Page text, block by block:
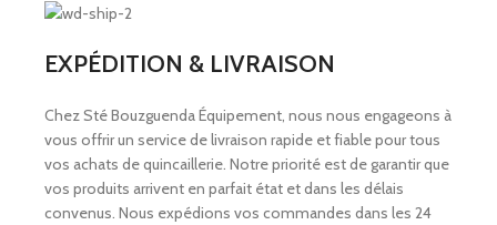
EXPÉDITION & LIVRAISON
Chez Sté Bouzguenda Équipement, nous nous engageons à
vous offrir un service de livraison rapide et fiable pour tous
vos achats de quincaillerie. Notre priorité est de garantir que
vos produits arrivent en parfait état et dans les délais
convenus. Nous expédions vos commandes dans les 24